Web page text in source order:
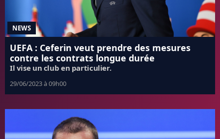
NEWS
UEFA : Ceferin veut prendre des mesures
contre les contrats longue durée
Il vise un club en particulier.
29/06/2023 à 09h00